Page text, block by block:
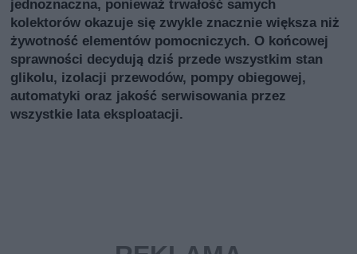
jednoznaczna, ponieważ trwałość samych
kolektorów okazuje się zwykle znacznie większa niż
żywotność elementów pomocniczych. O końcowej
sprawności decydują dziś przede wszystkim stan
glikolu, izolacji przewodów, pompy obiegowej,
automatyki oraz jakość serwisowania przez
wszystkie lata eksploatacji.